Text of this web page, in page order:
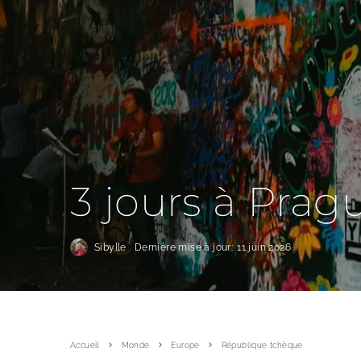
3 jours à
Sibylle Dernière mise à jour: 11 juin 2026
Accueil Monde Europe République tchèque